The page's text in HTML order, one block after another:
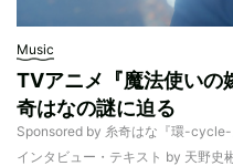
Music
TVアニメ『魔法使いの
奇はなの謎に迫る
Sponsored by 糸奇はな『環-cycle-
インタビュー・テキスト by 天野